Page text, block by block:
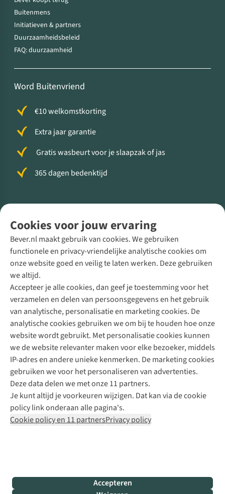
Cookies voor jouw ervaring
Bever.nl maakt gebruik van cookies. We gebruiken
functionele en privacy-vriendelijke analytische cookies om
onze website goed en veilig te laten werken. Deze gebruiken
we altijd.
Accepteer je alle cookies, dan geef je toestemming voor het
verzamelen en delen van persoonsgegevens en het gebruik
van analytische, personalisatie en marketing cookies. De
analytische cookies gebruiken we om bij te houden hoe onze
website wordt gebruikt. Met personalisatie cookies kunnen
we de website relevanter maken voor elke bezoeker, middels
IP-adres en andere unieke kenmerken. De marketing cookies
gebruiken we voor het personaliseren van advertenties.
Deze data delen we met onze 11 partners.
Je kunt altijd je voorkeuren wijzigen. Dat kan via de cookie
policy link onderaan alle pagina's.
Cookie policy en 11 partnersPrivacy policy
Accepteren
Buitenmens
Initiatieven & partners
Duurzaamheidsbeleid
FAQ: duurzaamheid
Word Buitenvriend
€10 welkomstkorting
Extra jaar garantie
Gratis wasbeurt voor je slaapzak of jas
365 dagen bedenktijd
Direct advies van een Buitenexpert
+31 (0)85 888 50 88
+31 6 12 28 49 80
Contactformulier
Bever